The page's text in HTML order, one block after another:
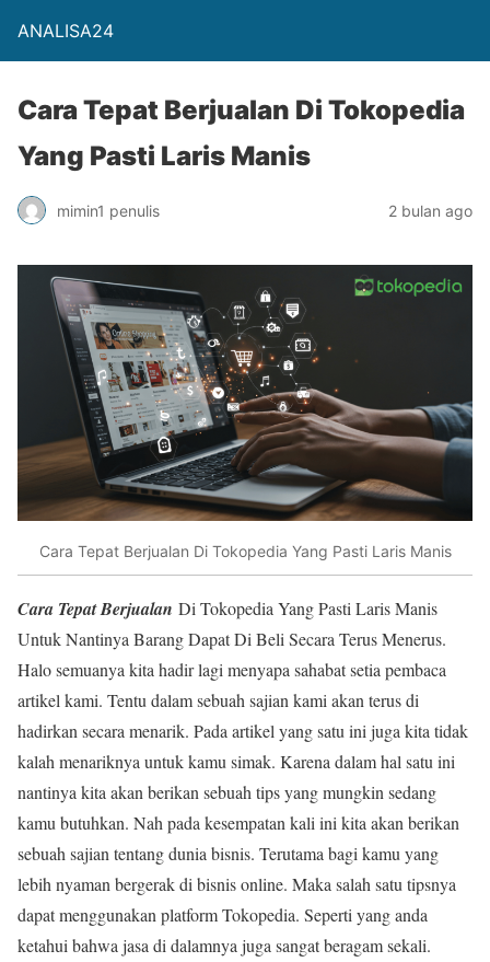
ANALISA24
Cara Tepat Berjualan Di Tokopedia
Yang Pasti Laris Manis
mimin1 penulis 2 bulan ago
Cara Tepat Berjualan Di Tokopedia Yang Pasti Laris Manis
Cara Tepat Berjualan Di Tokopedia Yang Pasti Laris Manis
Untuk Nantinya Barang Dapat Di Beli Secara Terus Menerus.
Halo semuanya kita hadir lagi menyapa sahabat setia pembaca
artikel kami. Tentu dalam sebuah sajian kami akan terus di
hadirkan secara menarik. Pada artikel yang satu ini juga kita tidak
kalah menariknya untuk kamu simak. Karena dalam hal satu ini
nantinya kita akan berikan sebuah tips yang mungkin sedang
kamu butuhkan. Nah pada kesempatan kali ini kita akan berikan
sebuah sajian tentang dunia bisnis. Terutama bagi kamu yang
lebih nyaman bergerak di bisnis online. Maka salah satu tipsnya
dapat menggunakan platform Tokopedia. Seperti yang anda
ketahui bahwa jasa di dalamnya juga sangat beragam sekali.